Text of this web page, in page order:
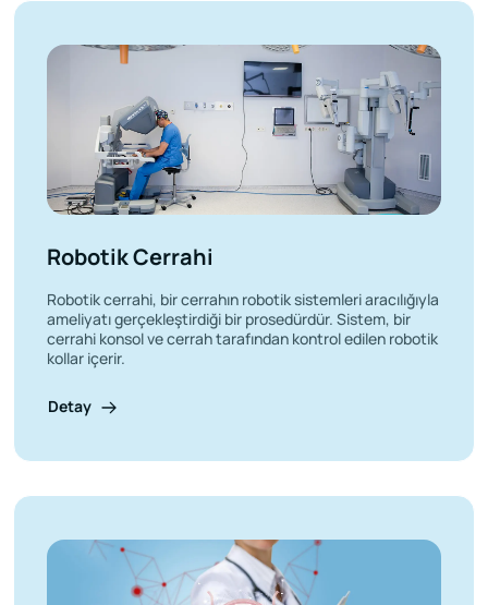
Robotik Cerrahi
Robotik cerrahi, bir cerrahın robotik sistemleri aracılığıyla
ameliyatı gerçekleştirdiği bir prosedürdür. Sistem, bir
cerrahi konsol ve cerrah tarafından kontrol edilen robotik
kollar içerir.
Detay